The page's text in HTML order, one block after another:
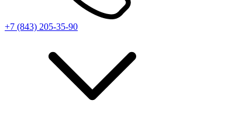
+7 (843) 205-35-90